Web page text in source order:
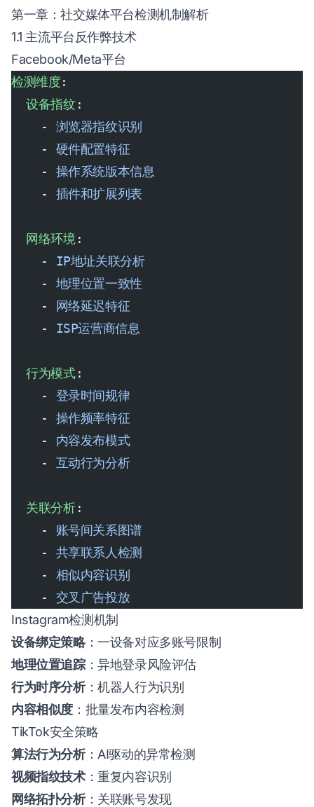
第一章：社交媒体平台检测机制解析
1.1 主流平台反作弊技术
Facebook/Meta平台
检测维度:
  设备指纹
:
    -
浏览器指纹识别
    -
硬件配置特征
    -
操作系统版本信息
    -
插件和扩展列表
  网络环境
:
    -
IP地址关联分析
    -
地理位置一致性
    -
网络延迟特征
    -
ISP运营商信息
  行为模式
:
    -
登录时间规律
    -
操作频率特征
    -
内容发布模式
    -
互动行为分析
  关联分析
:
    -
账号间关系图谱
    -
共享联系人检测
    -
相似内容识别
    -
交叉广告投放
Instagram检测机制
设备绑定策略：一设备对应多账号限制
地理位置追踪：异地登录风险评估
行为时序分析：机器人行为识别
内容相似度 ：批量发布内容检测
TikTok安全策略
算法行为分析：AI驱动的异常检测
视频指纹技术：重复内容识别
网络拓扑分析：关联账号发现